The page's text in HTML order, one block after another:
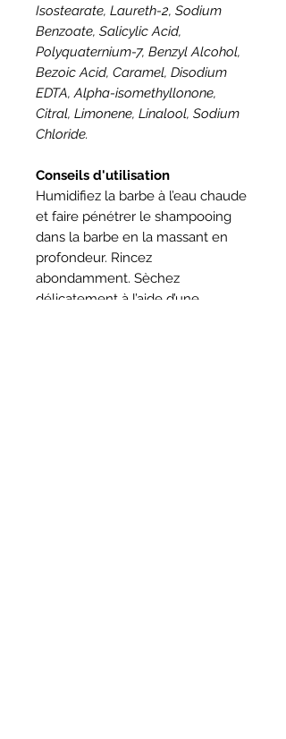
Isostearate, Laureth-2, Sodium
Benzoate, Salicylic Acid,
Polyquaternium-7, Benzyl Alcohol,
Bezoic Acid, Caramel, Disodium
EDTA, Alpha-isomethyllonone,
Citral, Limonene, Linalool, Sodium
Chloride.
Conseils d'utilisation
Humidifiez la barbe à l’eau chaude
et faire pénétrer le shampooing
dans la barbe en la massant en
profondeur. Rincez
abondamment. Sèchez
délicatement à l’aide d’une